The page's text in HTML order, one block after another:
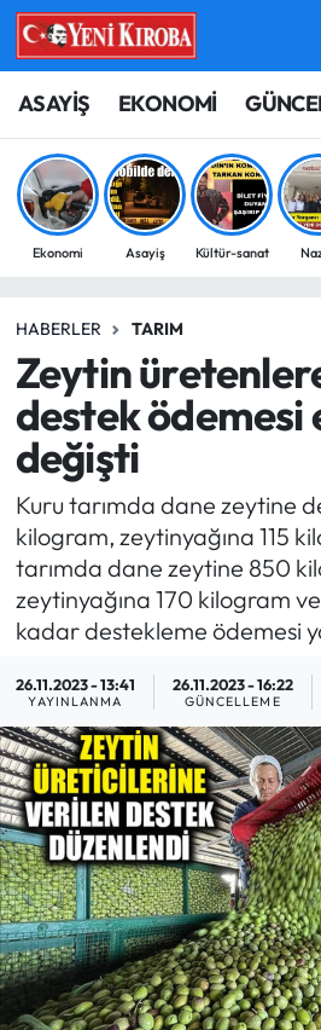
ASAYİŞ EKONOMİ
Ekonomi Asayiş Kültür-sanat
HABERLER TARIM
Zeytin
destek ödemesi
değişti
Kuru tarımda dane zeytine
kilogram, zeytinyağına 115
tarımda dane zeytine 850
zeytinyağına 170 kilogram
kadar destekleme ödemesi
26.11.2023 - 13:41
YAYINLANMA
26.11.2023 - 16:22
GÜNCELLEME
ASAYİŞ
BİLİM-TEKNOLOJİ
ÇEVRE
EĞİTİM
EKONOMİ
GÜNCEL
GÜNDEM
MAGAZİN
SAĞLIK
SİYASET
SPOR
TARIM
TURİZM
YAŞAM
RESMİ İLANLAR
Aydın Nöbetçi Eczaneler
Aydın Hava Durumu
Aydin Namaz Vakitleri
Süper Lig Puan Durumu ve
Tüm Manşetler
Son Dakika Haberleri
Haber Arşivi